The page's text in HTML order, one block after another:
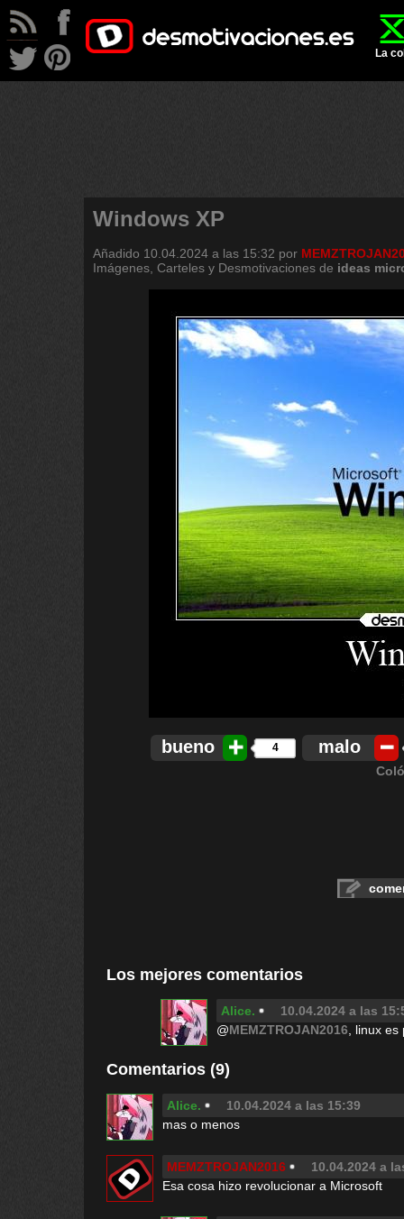
La
Windows XP
Añadido 10.04.2024 a las 15:32 por
Imágenes, Carteles y Desmotivaciones de ideas
bueno 4 malo
Los mejores comentarios
Alice.
10.04.2024 a las
@MEMZTROJAN2016 , linux
Comentarios (9)
Alice.
10.04.2024 a las 15:39
mas o menos
MEMZTROJAN2016
10.04.2024 a
Esa cosa hizo revolucionar a Microsoft